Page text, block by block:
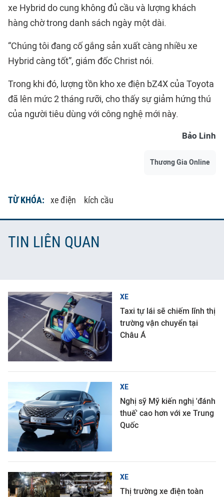
xe Hybrid do cung không đủ cầu và lượng khách
hàng chờ trong danh sách ngày một dài.
“Chúng tôi đang cố gắng sản xuất càng nhiều xe
Hybrid càng tốt”, giám đốc Christ nói.
Trong khi đó, lượng tồn kho xe điện bZ4X của Toyota
đã lên mức 2 tháng rưỡi, cho thấy sự giảm hứng thú
của người tiêu dùng với công nghệ mới này.
Bảo Linh
Thương Gia Online
TỪ KHÓA: xe điện kích cầu
TIN LIÊN QUAN
XE
Taxi tự lái sẽ chiếm lĩnh thị
trường vận chuyển tại
Châu Á
XE
Nghị sỹ Mỹ kiến nghị 'đánh
thuế' cao hơn với xe Trung
Quốc
XE
Thị trường xe điện toàn